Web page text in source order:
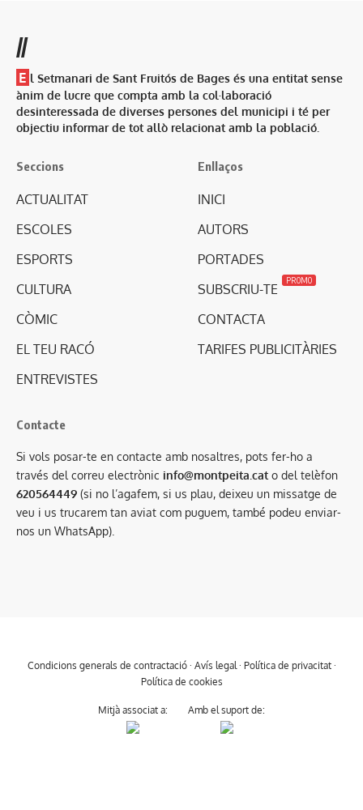
//
E l Setmanari de Sant Fruitós de Bages és una entitat sense
ànim de lucre que compta amb la col·laboració
desinteressada de diverses persones del municipi i té per
objectiu informar de tot allò relacionat amb la població.
Seccions
ACTUALITAT
ESCOLES
ESPORTS
CULTURA
CÒMIC
EL TEU RACÓ
ENTREVISTES
Enllaços
INICI
AUTORS
PORTADES
SUBSCRIU-TE
PROMO
CONTACTA
TARIFES PUBLICITÀRIES
Contacte
Si vols posar-te en contacte amb nosaltres, pots fer-ho a
través del correu electrònic info@montpeita.cat o del telèfon
620564449 (si no l’agafem, si us plau, deixeu un missatge de
veu i us trucarem tan aviat com puguem, també podeu enviar-
nos un WhatsApp).
Condicions generals de contractació· Avís legal· Política de privacitat·
Política de cookies
Mitjà associat a: Amb el suport de: